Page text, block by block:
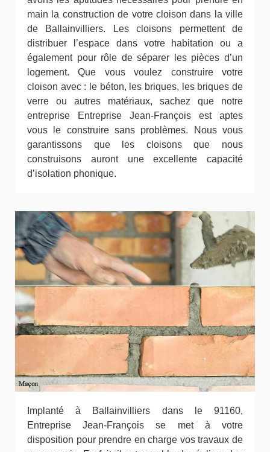
main la construction de votre cloison dans la ville
de Ballainvilliers. Les cloisons permettent de
distribuer l’espace dans votre habitation ou a
également pour rôle de séparer les pièces d’un
logement. Que vous voulez construire votre
cloison avec : le béton, les briques, les briques de
verre ou autres matériaux, sachez que notre
entreprise Entreprise Jean-François est aptes
vous le construire sans problèmes. Nous vous
garantissons que les cloisons que nous
construisons auront une excellente capacité
d’isolation phonique.
Implanté à Ballainvilliers dans le 91160,
Entreprise Jean-François se met à votre
disposition pour prendre en charge vos travaux de